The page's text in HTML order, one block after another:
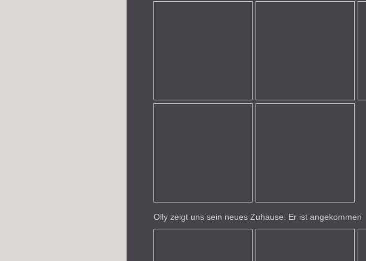
Olly zeigt uns sein neues Zuhause. Er ist angekommen